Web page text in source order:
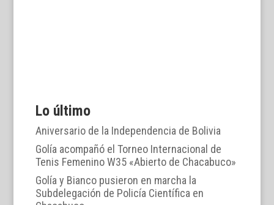
Lo último
Aniversario de la Independencia de Bolivia
Golía acompañó el Torneo Internacional de
Tenis Femenino W35 «Abierto de Chacabuco»
Golía y Bianco pusieron en marcha la
Subdelegación de Policía Científica en